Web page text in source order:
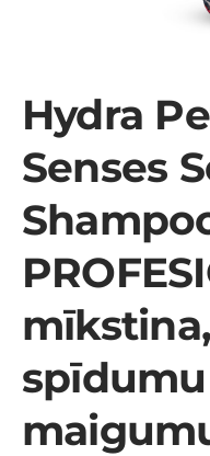
Hydra
Senses